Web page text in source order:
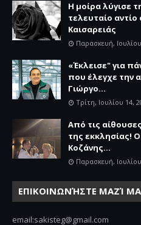
Η μοίρα λύγισε
τελευταίο
Καισαρειάς
Παρασκευή,
«Έκλεισε" για
που έλεγχε την
Γιώργο...
Τρίτη, Ιουλίου 14,
Από τις
της εκκλησίας!
Κοζάνης...
Παρασκευή,
ΕΠΙΚΟΙΝΩΝΉΣΤΕ ΜΑΖΊ
email:sakisteg@gmail.com